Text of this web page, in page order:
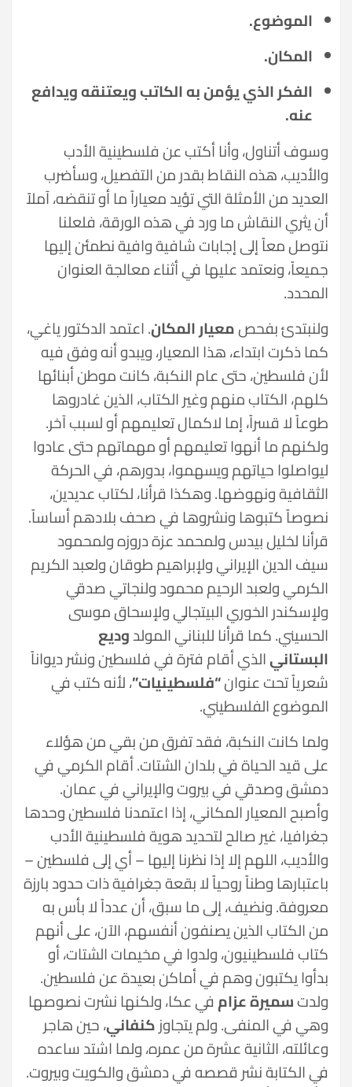
الموضوع.
المكان.
الفكر الذي يؤمن به الكاتب ويعتنقه ويدافع
عنه.
وسوف أتناول، وأنا أكتب عن فلسطينية الأدب
والأديب، هذه النقاط بقدر من التفصيل، وسأضرب
العديد من الأمثلة التي تؤيد معياراً ما أو تنقضه، آملاً
أن يثري النقاش ما ورد في هذه الورقة، فلعلنا
نتوصل معاً إلى إجابات شافية وافية نطمئن إليها
جميعاً، ونعتمد عليها في أثناء معالجة العنوان
المحدد.
ولنبتدئ بفحصمعيار المكان. اعتمد الدكتور ياغي،
كما ذكرت ابتداء، هذا المعيار، ويبدو أنه وفق فيه
لأن فلسطين، حتى عام النكبة، كانت موطن أبنائها
كلهم، الكتاب منهم وغير الكتاب، الذين غادروها
طوعاً لا قسراً، إما لاكمال تعليمهم أو لسبب آخر.
ولكنهم ما أنهوا تعليمهم أو مهماتهم حتى عادوا
ليواصلوا حياتهم ويسهموا، بدورهم، في الحركة
الثقافية ونهوضها. وهكذا قرأنا، لكتاب عديدين،
نصوصاً كتبوها ونشروها في صحف بلادهم أساساً.
قرأنا لخليل بيدس ولمحمد عزة دروزه ولمحمود
سيف الدين الإيراني ولإبراهيم طوقان ولعبد الكريم
الكرمي ولعبد الرحيم محمود ولنجاتي صدقي
ولإسكندر الخوري البيتجالي ولإسحاق موسى
الحسيني. كما قرأنا للبناني المولدوديع
البستانيالذي أقام فترة في فلسطين ونشر ديواناً
شعرياً تحت عنوان“فلسطينيات”، لأنه كتب في
الموضوع الفلسطيني.
ولما كانت النكبة، فقد تفرق من بقي من هؤلاء
على قيد الحياة في بلدان الشتات. أقام الكرمي في
دمشق وصدقي في بيروت والإيراني في عمان.
وأصبح المعيار المكاني، إذا اعتمدنا فلسطين وحدها
جغرافيا، غير صالح لتحديد هوية فلسطينية الأدب
والأديب، اللهم إلا إذا نظرنا إليها – أي إلى فلسطين –
باعتبارها وطناً روحياً لا بقعة جغرافية ذات حدود بارزة
معروفة. ونضيف، إلى ما سبق، أن عدداً لا بأس به
من الكتاب الذين يصنفون أنفسهم، الآن، على أنهم
كتاب فلسطينيون، ولدوا في مخيمات الشتات، أو
بدأوا يكتبون وهم في أماكن بعيدة عن فلسطين.
ولدتسميرة عزامفي عكا، ولكنها نشرت نصوصها
وهي في المنفى. ولم يتجاوزكنفاني، حين هاجر
وعائلته، الثانية عشرة من عمره، ولما اشتد ساعده
في الكتابة نشر قصصه في دمشق والكويت وبيروت.